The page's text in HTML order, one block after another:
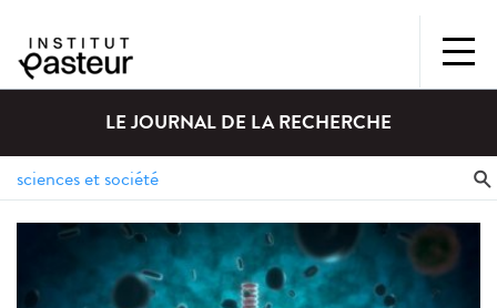
LE JOURNAL DE LA RECHERCHE